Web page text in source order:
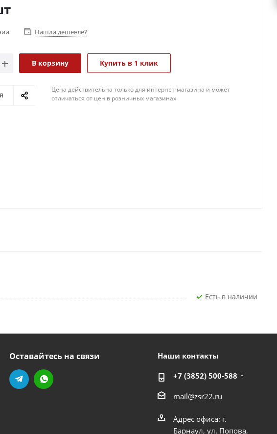
Нашли дешевле?
В корзину Купить в 1 клик
Цена действительна только для интернет-магазина и может
отличаться от цен в розничных магазинах
Есть в наличии
Оставайтесь на связи Наши контакты
+7 (3852) 500-588
mail@zsr22.ru
Адрес офиса: г.
Барнаул, ул. Попова,